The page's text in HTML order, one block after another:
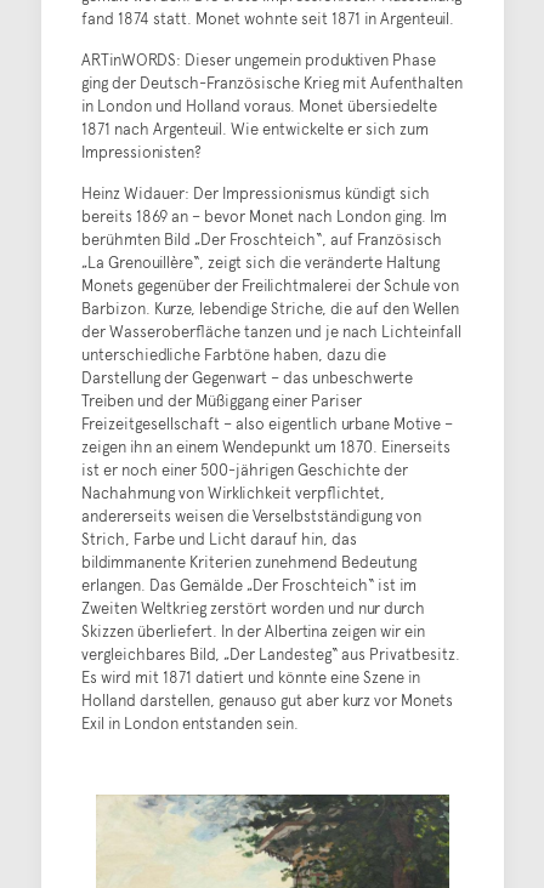
fand 1874 statt. Monet wohnte seit 1871 in Argenteuil.
ARTinWORDS: Dieser ungemein produktiven Phase
ging der Deutsch-Französische Krieg mit Aufenthalten
in London und Holland voraus. Monet übersiedelte
1871 nach Argenteuil. Wie entwickelte er sich zum
Impressionisten?
Heinz Widauer: Der Impressionismus kündigt sich
bereits 1869 an – bevor Monet nach London ging. Im
berühmten Bild „Der Froschteich“, auf Französisch
„La Grenouillère“, zeigt sich die veränderte Haltung
Monets gegenüber der Freilichtmalerei der Schule von
Barbizon. Kurze, lebendige Striche, die auf den Wellen
der Wasseroberfläche tanzen und je nach Lichteinfall
unterschiedliche Farbtöne haben, dazu die
Darstellung der Gegenwart – das unbeschwerte
Treiben und der Müßiggang einer Pariser
Freizeitgesellschaft – also eigentlich urbane Motive –
zeigen ihn an einem Wendepunkt um 1870. Einerseits
ist er noch einer 500-jährigen Geschichte der
Nachahmung von Wirklichkeit verpflichtet,
andererseits weisen die Verselbstständigung von
Strich, Farbe und Licht darauf hin, das
bildimmanente Kriterien zunehmend Bedeutung
erlangen. Das Gemälde „Der Froschteich“ ist im
Zweiten Weltkrieg zerstört worden und nur durch
Skizzen überliefert. In der Albertina zeigen wir ein
vergleichbares Bild, „Der Landesteg“ aus Privatbesitz.
Es wird mit 1871 datiert und könnte eine Szene in
Holland darstellen, genauso gut aber kurz vor Monets
Exil in London entstanden sein.